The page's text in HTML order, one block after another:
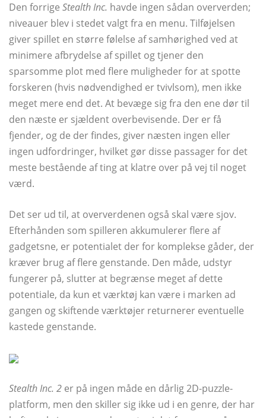
Den forrige Stealth Inc. havde ingen sådan oververden;
niveauer blev i stedet valgt fra en menu. Tilføjelsen
giver spillet en større følelse af samhørighed ved at
minimere afbrydelse af spillet og tjener den
sparsomme plot med flere muligheder for at spotte
forskeren (hvis nødvendighed er tvivlsom), men ikke
meget mere end det. At bevæge sig fra den ene dør til
den næste er sjældent overbevisende. Der er få
fjender, og de der findes, giver næsten ingen eller
ingen udfordringer, hvilket gør disse passager for det
meste bestående af ting at klatre over på vej til noget
værd.
Det ser ud til, at oververdenen også skal være sjov.
Efterhånden som spilleren akkumulerer flere af
gadgetsne, er potentialet der for komplekse gåder, der
kræver brug af flere genstande. Den måde, udstyr
fungerer på, slutter at begrænse meget af dette
potentiale, da kun et værktøj kan være i marken ad
gangen og skiftende værktøjer returnerer eventuelle
kastede genstande.
Stealth Inc. 2 er på ingen måde en dårlig 2D-puzzle-
platform, men den skiller sig ikke ud i en genre, der har